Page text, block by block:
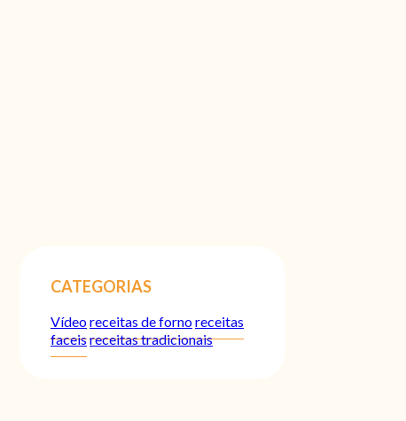
CATEGORIAS
Vídeoreceitas de fornoreceitas
faceisreceitas tradicionais